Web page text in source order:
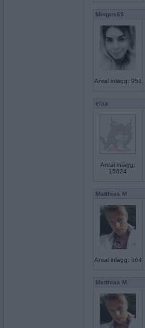
Mingus69
Antal inlägg: 951
elaa
Antal inlägg:
15624
Matthias M
Antal inlägg: 564
Matthias M